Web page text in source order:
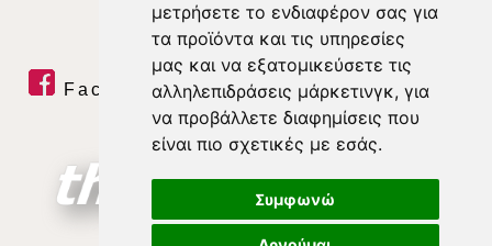
μετρήσετε το ενδιαφέρον σας για
τα προϊόντα και τις υπηρεσίες
μας και να εξατομικεύσετε τις
αλληλεπιδράσεις μάρκετινγκ, για
να προβάλλετε διαφημίσεις που
είναι πιο σχετικές με εσάς.
Συμφωνώ
Facebook| Twitter | Youtube
RSS Feed